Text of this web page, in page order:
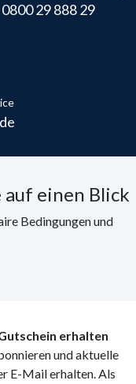
0800 29 888 29
einen Blick
Bedingungen und
erhalten
und aktuelle
E-Mail erhalten. Als